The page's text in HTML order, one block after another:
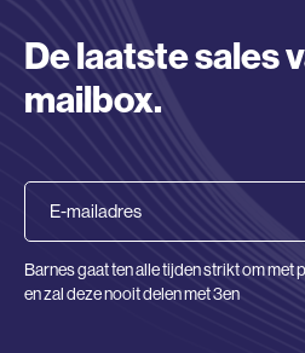
De laatste sales
mailbox.
Barnes gaat ten alle tijden strikt om
en zal deze nooit delen met 3en